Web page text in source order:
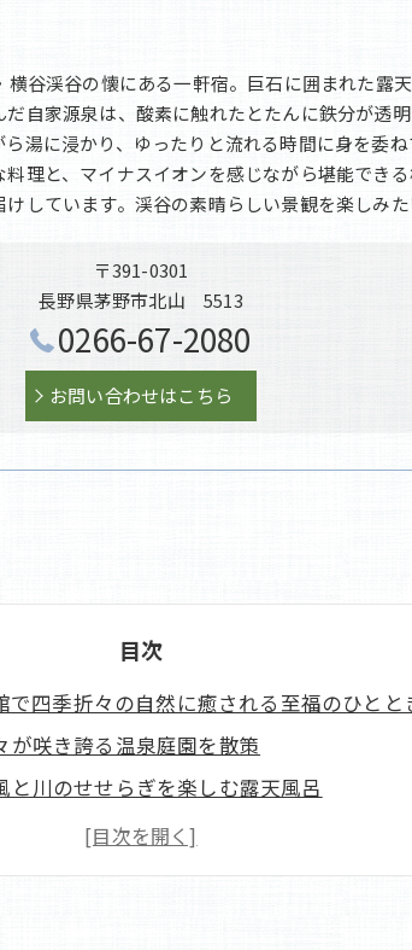
谷渓谷の懐にある一軒宿。巨石に囲まれた露
自家源泉は、酸素に触れたとたんに鉄分が透
湯に浸かり、ゆったりと流れる時間に身を委ね
理と、マイナスイオンを感じながら堪能でき
しています。渓谷の素晴らしい景観を楽しみた
〒391-0301
長野県茅野市北山 5513
0266-67-2080
お問い合わせはこちら
目次
で四季折々の自然に癒される至福のひとと
が咲き誇る温泉庭園を散策
と川のせせらぎを楽しむ露天風呂
に包まれた絶景ポイント
色を眺めながらの温泉浴